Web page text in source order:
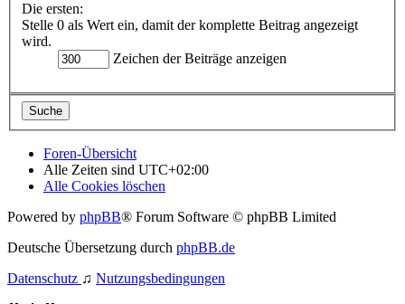
Die ersten:
Stelle 0 als Wert ein, damit der komplette Beitrag angezeigt
wird.
Zeichen der Beiträge anzeigen
Foren-Übersicht
Alle Zeiten sind UTC+02:00
Alle Cookies löschen
Powered by phpBB® Forum Software © phpBB Limited
Deutsche Übersetzung durch phpBB.de
Datenschutz ♫ Nutzungsbedingungen